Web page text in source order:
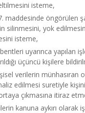
isteme,
7. maddesinde öngörülen
silinmesini, yok
isteme,
uyarınca yapılan
üçüncü kişilere
verilerin münhasıran
edilmesi suretiyle
çıkmasına itiraz
kanuna aykırı olarak